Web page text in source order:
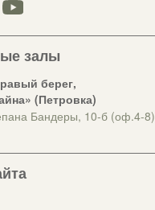
залы
берег,
(Петровка)
Бандеры, 10-б (оф.4-8)